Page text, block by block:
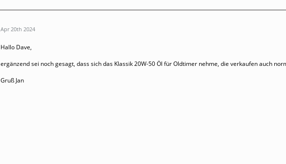
Apr 20th 2024
Hallo Dave,
ergänzend sei noch gesagt, dass sich das Klassik 20W-50 Öl für Oldtimer nehme, die verkaufen auch
Gruß Jan